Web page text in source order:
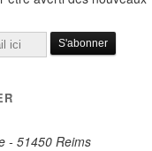
- 51450 Reims